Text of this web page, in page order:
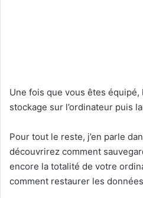
Une fois que vous êtes
stockage sur l’ordinateur puis
Pour tout le reste, j’en parle
découvrirez comment
encore la totalité de votre
comment restaurer les